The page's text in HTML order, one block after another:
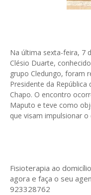
Na última sexta-feira, 7
Clésio Duarte,
grupo Cledungo, foram
Presidente da
Chapo. O encontro
Maputo e teve como
que visam impulsionar
Fisioterapia ao
agora e faça o seu
923328762